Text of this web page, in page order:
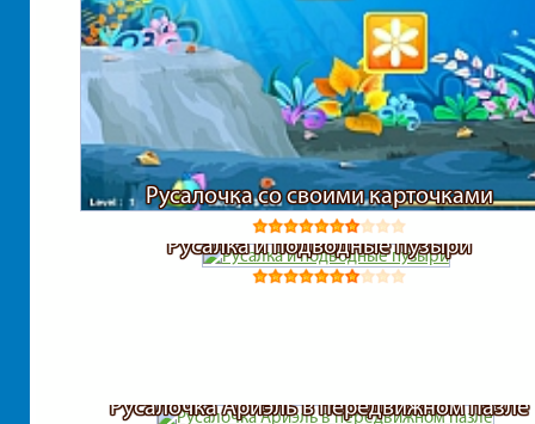
Русалочка со своими карточками
Русалка и подводные пузыри
Русалочка Ариэль в передвижном пазле